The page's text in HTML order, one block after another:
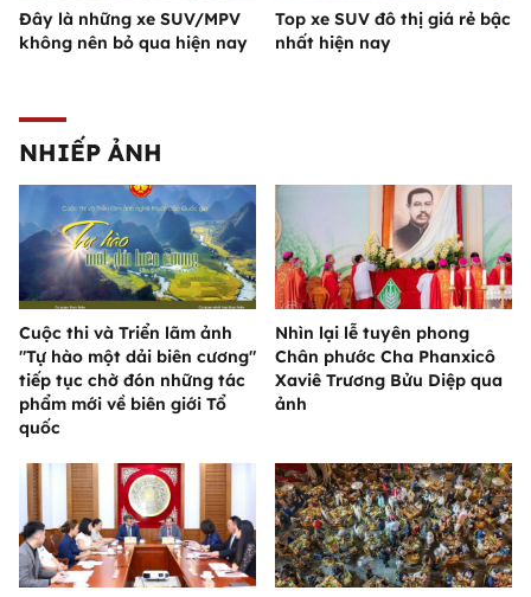
Đây là những xe SUV/MPV
không nên bỏ qua hiện nay
Top xe SUV đô thị giá rẻ bậc
nhất hiện nay
NHIẾP ẢNH
Cuộc thi và Triển lãm ảnh
"Tự hào một dải biên cương"
tiếp tục chờ đón những tác
phẩm mới về biên giới Tổ
quốc
Nhìn lại lễ tuyên phong
Chân phước Cha Phanxicô
Xaviê Trương Bửu Diệp qua
ảnh